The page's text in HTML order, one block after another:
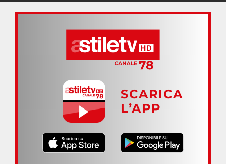
SCARICA
L’APP